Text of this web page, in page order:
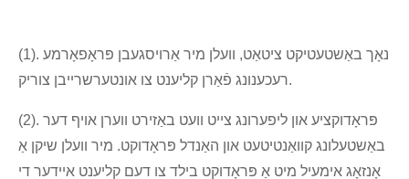
(1). נאָך באַשטעטיקט ציטאַט, וועלן מיר אַרויסגעבן פּראָפאָרמע
רעכענונג פֿאַרן קליענט צו אונטערשרייבן צוריק.
(2). פּראָדוקציע און ליפערונג צייט וועט באַזירט ווערן אויף דער
באַשטעלונג קוואַנטיטעט און האַנדל פּראָדוקט. מיר וועלן שיקן אַ
אָנזאָג אימעיל מיט אַ פּראָדוקט בילד צו דעם קליענט איידער די